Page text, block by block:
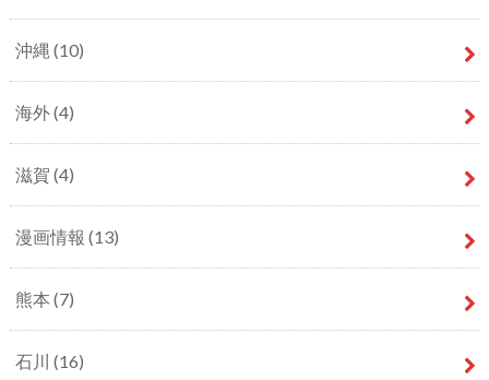
沖縄 (10)
海外(4)
滋賀 (4)
漫画情報 (13)
熊本 (7)
石川 (16)